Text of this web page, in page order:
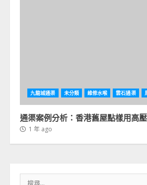
九龍城通渠 未分類 維修水喉 雲石通渠
通渠案例分析：香港舊屋點樣用高
1 年 ago